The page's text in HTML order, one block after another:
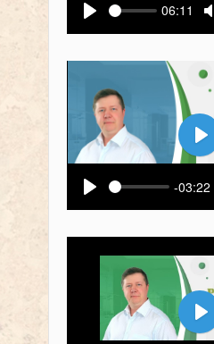
Воспроизвести
06:11
Воспроизвести
-03:22